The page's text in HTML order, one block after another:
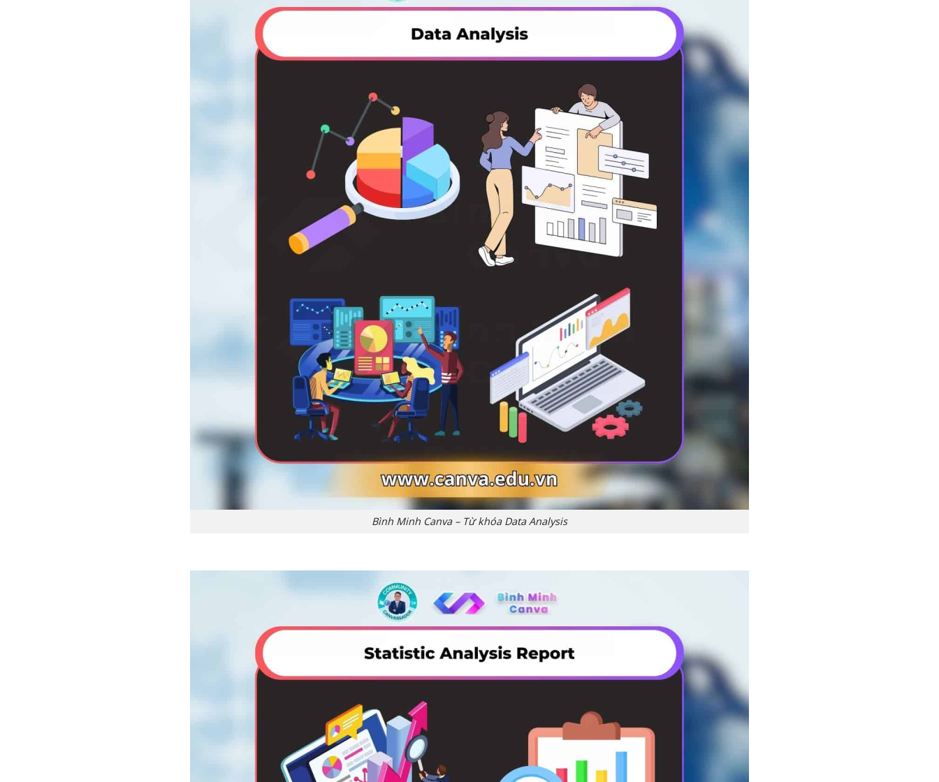
Bình Minh Canva – Từ khóa Data Analysis